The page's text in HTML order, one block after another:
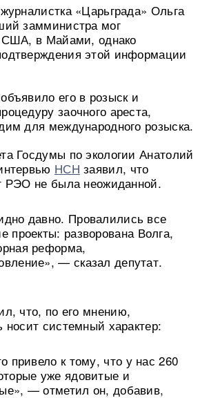
«Царьграда» Ольга
замминистра мог
США, в Майами, однако
этой информации
его в розыск и
заочного ареста,
для международного розыска.
Госдумы по экологии Анатолий
НСН заявил, что
РЭО не была неожиданной.
давно. Провалились все
проекты: разворована Волга,
реформа,
— сказал депутат.
что, по его мнению,
носит системный характер:
привело к тому, что у нас 260
уже ядовитые и
— отметил он, добавив,